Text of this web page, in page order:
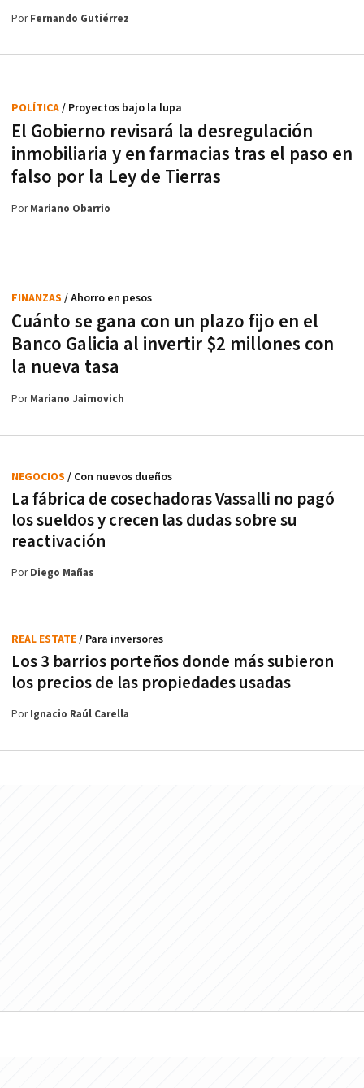
PorFernando Gutiérrez
El Gobierno revisará la desregulación
inmobiliaria y en farmacias tras el paso en
falso por la Ley de Tierras
POLÍTICA/ Proyectos bajo la lupa
PorMariano Obarrio
Cuánto se gana con un plazo fijo en el
Banco Galicia al invertir $2 millones con
la nueva tasa
FINANZAS / Ahorro en pesos
PorMariano Jaimovich
La fábrica de cosechadoras Vassalli no pagó
los sueldos y crecen las dudas sobre su
reactivación
NEGOCIOS / Con nuevos dueños
PorDiego Mañas
Los 3 barrios porteños donde más subieron
los precios de las propiedades usadas
REAL ESTATE/ Para inversores
PorIgnacio Raúl Carella